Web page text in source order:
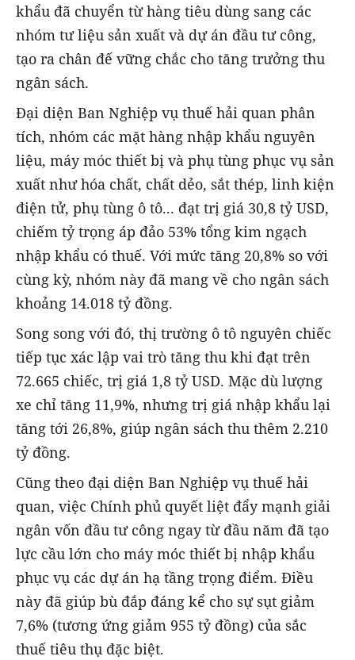
khẩu đã chuyển từ hàng tiêu dùng sang các
nhóm tư liệu sản xuất và dự án đầu tư công,
tạo ra chân đế vững chắc cho tăng trưởng thu
ngân sách.
Đại diện Ban Nghiệp vụ thuế hải quan phân
tích, nhóm các mặt hàng nhập khẩu nguyên
liệu, máy móc thiết bị và phụ tùng phục vụ sản
xuất như hóa chất, chất dẻo, sắt thép, linh kiện
điện tử, phụ tùng ô tô... đạt trị giá 30,8 tỷ USD,
chiếm tỷ trọng áp đảo 53% tổng kim ngạch
nhập khẩu có thuế. Với mức tăng 20,8% so với
cùng kỳ, nhóm này đã mang về cho ngân sách
khoảng 14.018 tỷ đồng.
Song song với đó, thị trường ô tô nguyên chiếc
tiếp tục xác lập vai trò tăng thu khi đạt trên
72.665 chiếc, trị giá 1,8 tỷ USD. Mặc dù lượng
xe chỉ tăng 11,9%, nhưng trị giá nhập khẩu lại
tăng tới 26,8%, giúp ngân sách thu thêm 2.210
tỷ đồng.
Cũng theo đại diện Ban Nghiệp vụ thuế hải
quan, việc Chính phủ quyết liệt đẩy mạnh giải
ngân vốn đầu tư công ngay từ đầu năm đã tạo
lực cầu lớn cho máy móc thiết bị nhập khẩu
phục vụ các dự án hạ tầng trọng điểm. Điều
này đã giúp bù đắp đáng kể cho sự sụt giảm
7,6% (tương ứng giảm 955 tỷ đồng) của sắc
thuế tiêu thụ đặc biệt.